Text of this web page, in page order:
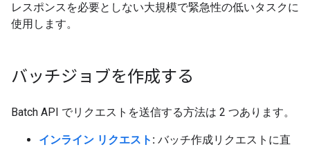
レスポンスを必要としない大規模で緊急性の低いタスクに
使用します。
バッチジョブを作成する
Batch API でリクエストを送信する方法は 2 つあります。
インライン リクエスト : バッチ作成リクエストに直